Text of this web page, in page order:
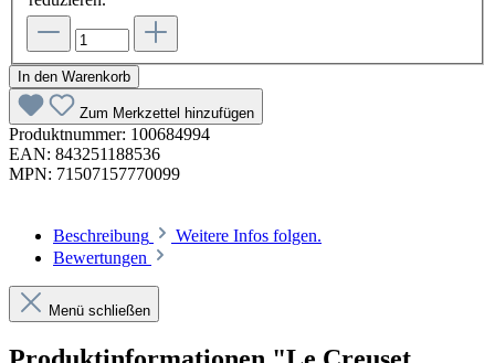
In den Warenkorb
Zum Merkzettel hinzufügen
Produktnummer: 100684994
EAN: 843251188536
MPN: 71507157770099
Beschreibung
Weitere Infos folgen.
Bewertungen
Menü schließen